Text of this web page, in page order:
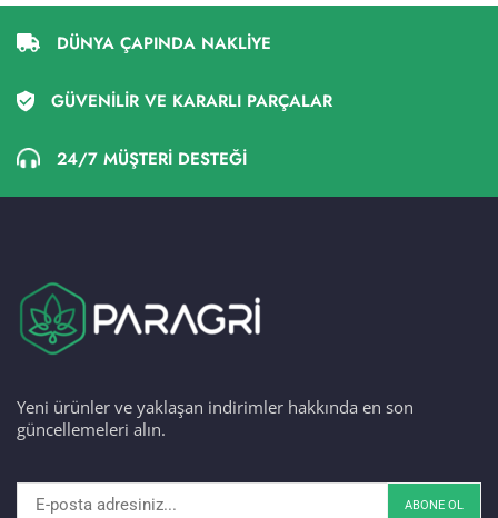
DÜNYA ÇAPINDA NAKLİYE
GÜVENİLİR VE KARARLI PARÇALAR
24/7 MÜŞTERİ DESTEĞİ
Yeni ürünler ve yaklaşan indirimler hakkında en son
güncellemeleri alın.